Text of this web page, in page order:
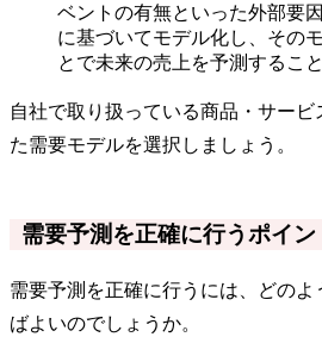
ベントの有無といった外部要
に基づいてモデル化し、その
とで未来の売上を予測するこ
自社で取り扱っている商品・サー
た需要モデルを選択しましょう。
需要予測を正確に行うポイン
需要予測を正確に行うには、どの
ばよいのでしょうか。